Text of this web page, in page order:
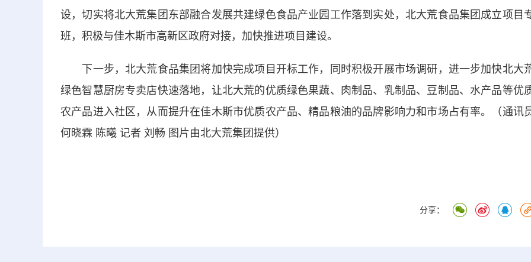
设，切实将北大荒集团东部融合发展共建绿色食品产业园工作落到实处，北大荒食品集团成立项目
班，积极与佳木斯市高新区政府对接，加快推进项目建设。
下一步，北大荒食品集团将加快完成项目开标工作，同时积极开展市场调研，进一步加快北大
绿色智慧厨房专卖店快速落地，让北大荒的优质绿色果蔬、肉制品、乳制品、豆制品、水产品等优
农产品进入社区，从而提升在佳木斯市优质农产品、精品粮油的品牌影响力和市场占有率。（通讯
何晓霖 陈曦 记者 刘畅 图片由北大荒集团提供）
分享：